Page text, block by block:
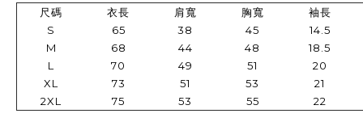
尺碼 衣長 肩寬 胸寬
袖長
S
65 38 45
14.5
M
68 44 48
18.5
L
70 49 51
20
XL
73 51 53
21
2XL
75 53 55 22